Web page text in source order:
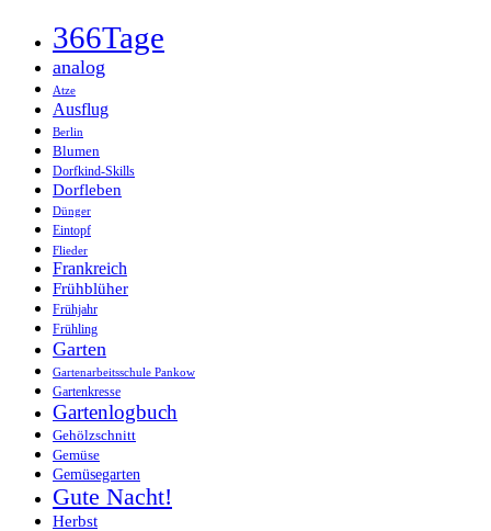
366Tage
analog
Atze
Ausflug
Berlin
Blumen
Dorfkind-Skills
Dorfleben
Dünger
Eintopf
Flieder
Frankreich
Frühblüher
Frühjahr
Frühling
Garten
Gartenarbeitsschule Pankow
Gartenkresse
Gartenlogbuch
Gehölzschnitt
Gemüse
Gemüsegarten
Gute Nacht!
Herbst